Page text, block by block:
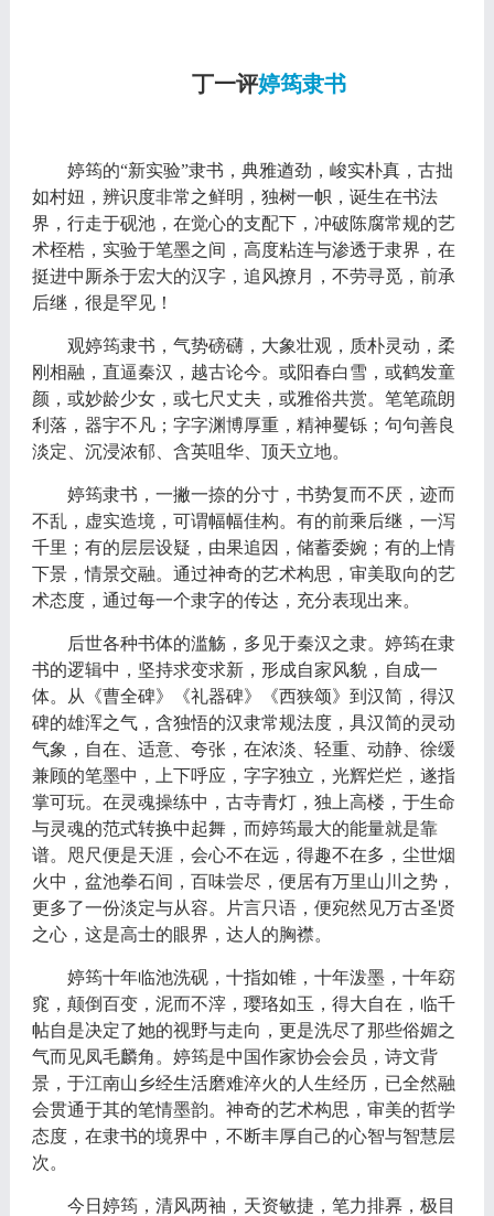
丁一评婷筠隶书
婷筠的“新实验”隶书，典雅遒劲，峻实朴真，古拙
如村妞，辨识度非常之鲜明，独树一帜，诞生在书法
界，行走于砚池，在觉心的支配下，冲破陈腐常规的艺
术桎梏，实验于笔墨之间，高度粘连与渗透于隶界，在
挺进中厮杀于宏大的汉字，追风撩月，不劳寻觅，前承
后继，很是罕见！
观婷筠隶书，气势磅礴，大象壮观，质朴灵动，柔
刚相融，直逼秦汉，越古论今。或阳春白雪，或鹤发童
颜，或妙龄少女，或七尺丈夫，或雅俗共赏。笔笔疏朗
利落，器宇不凡；字字渊博厚重，精神矍铄；句句善良
淡定、沉浸浓郁、含英咀华、顶天立地。
婷筠隶书，一撇一捺的分寸，书势复而不厌，迹而
不乱，虚实造境，可谓幅幅佳构。有的前乘后继，一泻
千里；有的层层设疑，由果追因，储蓄委婉；有的上情
下景，情景交融。通过神奇的艺术构思，审美取向的艺
术态度，通过每一个隶字的传达，充分表现出来。
后世各种书体的滥觞，多见于秦汉之隶。婷筠在隶
书的逻辑中，坚持求变求新，形成自家风貌，自成一
体。从《曹全碑》《礼器碑》《西狭颂》到汉简，得汉
碑的雄浑之气，含独悟的汉隶常规法度，具汉简的灵动
气象，自在、适意、夸张，在浓淡、轻重、动静、徐缓
兼顾的笔墨中，上下呼应，字字独立，光辉烂烂，遂指
掌可玩。在灵魂操练中，古寺青灯，独上高楼，于生命
与灵魂的范式转换中起舞，而婷筠最大的能量就是靠
谱。咫尺便是天涯，会心不在远，得趣不在多，尘世烟
火中，盆池拳石间，百味尝尽，便居有万里山川之势，
更多了一份淡定与从容。片言只语，便宛然见万古圣贤
之心，这是高士的眼界，达人的胸襟。
婷筠十年临池洗砚，十指如锥，十年泼墨，十年窈
窕，颠倒百变，泥而不滓，璎珞如玉，得大自在，临千
帖自是决定了她的视野与走向，更是洗尽了那些俗媚之
气而见凤毛麟角。婷筠是中国作家协会会员，诗文背
景，于江南山乡经生活磨难淬火的人生经历，已全然融
会贯通于其的笔情墨韵。神奇的艺术构思，审美的哲学
态度，在隶书的境界中，不断丰厚自己的心智与智慧层
次。
今日婷筠，清风两袖，天资敏捷，笔力排奡，极目